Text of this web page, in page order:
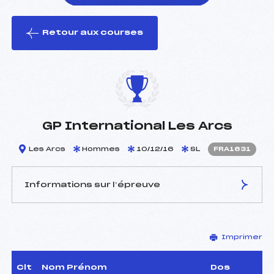
le ski
Retour aux courses
GP International Les Arcs
Les Arcs Hommes 10/12/16 SL FRA1631
Informations sur l’épreuve
COLTIER FREDERIQUE ()
Arbitre :
LESIEUR RICHARD (FRA)
Assistant :
Imprimer
Clt Nom Prénom Dos